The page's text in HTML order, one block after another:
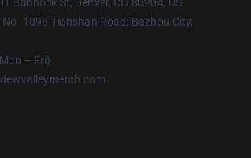
No. 1898 Tianshan Road, Bazhou City,
– Fri)